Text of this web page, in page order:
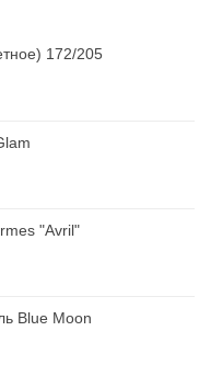
172/205
"Avril"
Blue Moon